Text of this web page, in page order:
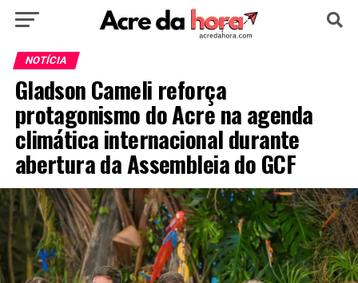
HOME
EDUCAÇÃO NOTÍCIA MUNDO
NOTÍCIA
Gladson Cameli reforça
protagonismo do Acre na agenda
climática internacional durante
abertura da Assembleia do GCF